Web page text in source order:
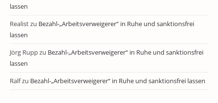
lassen
Realistzu Bezahl-„Arbeitsverweigerer“ in Ruhe und sanktionsfrei
lassen
Jörg Ruppzu Bezahl-„Arbeitsverweigerer“ in Ruhe und sanktionsfrei
lassen
Ralfzu Bezahl-„Arbeitsverweigerer“ in Ruhe und sanktionsfrei lassen